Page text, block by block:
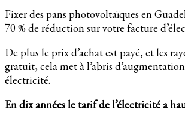
Fixer des pans photovoltaïques en
70 % de réduction sur votre facture
De plus le prix d’achat est payé, et les
gratuit, cela met à l’abris
électricité.
En dix années le tarif de l’électricité a